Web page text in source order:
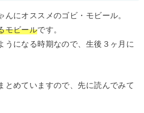
んにオススメのゴビ・モビール。
モビールです。
うになる時期なので、生後３ヶ月に
とめていますので、先に読んでみて